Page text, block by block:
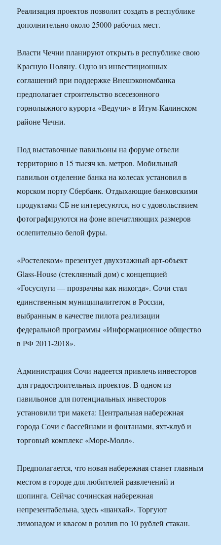
Реализация проектов позволит создать в республике
дополнительно около 25000 рабочих мест.
Власти Чечни планируют открыть в республике свою
Красную Поляну. Одно из инвестиционных
соглашений при поддержке Внешэкономбанка
предполагает строительство всесезонного
горнолыжного курорта «Ведучи» в Итум-Калинском
районе Чечни.
Под выставочные павильоны на форуме отвели
территорию в 15 тысяч кв. метров. Мобильный
павильон отделение банка на колесах установил в
морском порту Сбербанк. Отдыхающие банковскими
продуктами СБ не интересуются, но с удовольствием
фотографируются на фоне впечатляющих размеров
ослепительно белой фуры.
«Ростелеком» презентует двухэтажный арт-объект
Glass-House (стеклянный дом) с концепцией
«Госуслуги — прозрачны как никогда». Сочи стал
единственным муниципалитетом в России,
выбранным в качестве пилота реализации
федеральной программы «Информационное общество
в РФ 2011-2018».
Администрация Сочи надеется привлечь инвесторов
для градостроительных проектов. В одном из
павильонов для потенциальных инвесторов
установили три макета: Центральная набережная
города Сочи с бассейнами и фонтанами, яхт-клуб и
торговый комплекс «Море-Молл».
Предполагается, что новая набережная станет главным
местом в городе для любителей развлечений и
шопинга. Сейчас сочинская набережная
непрезентабельна, здесь «шанхай». Торгуют
лимонадом и квасом в розлив по 10 рублей стакан.